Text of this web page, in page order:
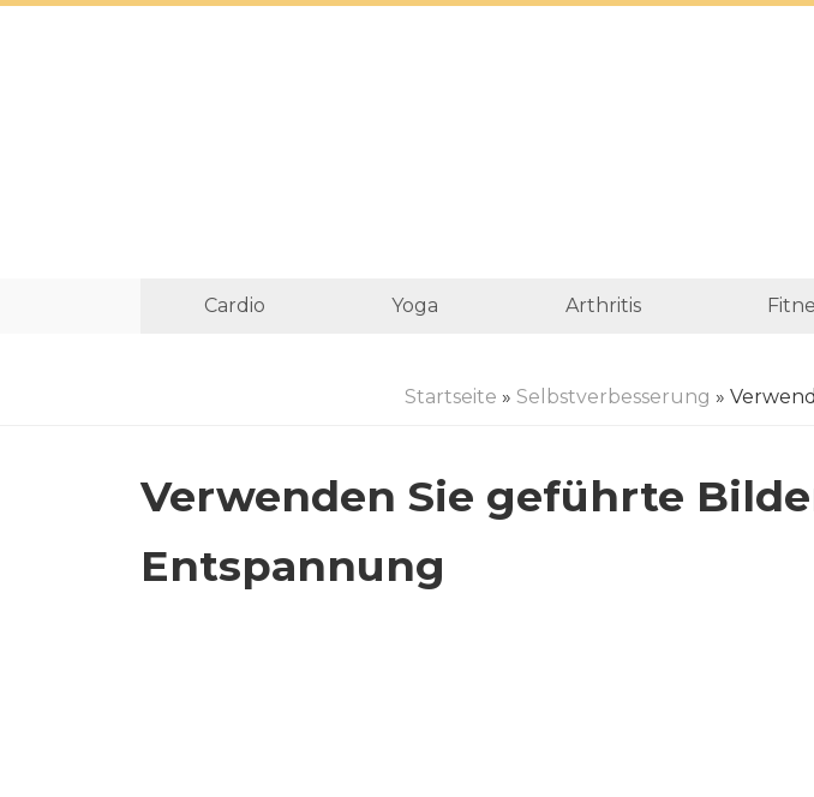
Cardio Yoga Arthritis
Startseite » Selbstverbesserung »
Verwenden Sie geführte
Entspannung